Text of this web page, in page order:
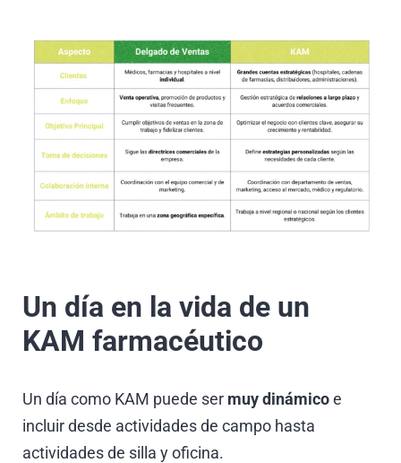
Un día en la vida de un
KAM farmacéutico
Un día como KAM puede ser muy dinámicoe
incluir desde actividades de campo hasta
actividades de silla y oficina.